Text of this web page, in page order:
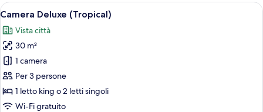
Apri
tutte
le
foto
per
Camera
Deluxe
(Tropical)
Una camera d'albergo con due letti,
5
Camera Deluxe (Tropical)
Vista città
30 m²
1 camera
Per 3 persone
1 letto king o 2 letti singoli
Wi-Fi gratuito